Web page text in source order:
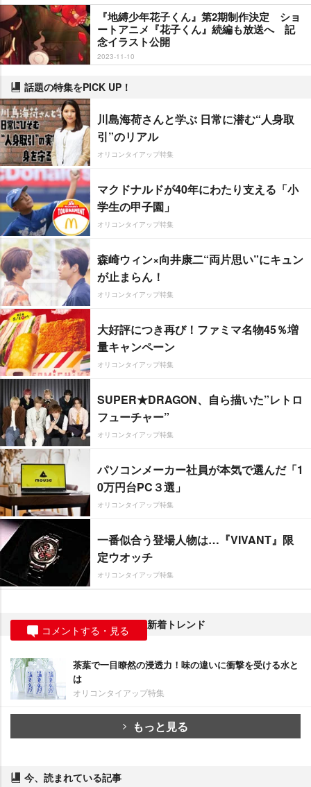
『地縛少年花子くん』第2期制作決定 ショ
ートアニメ『花子くん』続編も放送へ 記
念イラスト公開
2023-11-10
話題の特集をPICK UP！
川島海荷さんと学ぶ 日常に潜む“人身取
引”のリアル
オリコンタイアップ特集
マクドナルドが40年にわたり支える「小
学生の甲子園」
オリコンタイアップ特集
森崎ウィン×向井康二“両片思い”にキュン
が止まらん！
オリコンタイアップ特集
大好評につき再び！ファミマ名物45％増
量キャンペーン
オリコンタイアップ特集
SUPER★DRAGON、自ら描いた”レトロ
フューチャー”
オリコンタイアップ特集
パソコンメーカー社員が本気で選んだ「1
0万円台PC３選」
オリコンタイアップ特集
一番似合う登場人物は…『VIVANT』限
定ウオッチ
オリコンタイアップ特集
コメントする・見る 新着トレンド
茶葉で一目瞭然の浸透力！味の違いに衝撃を受ける水と
は
オリコンタイアップ特集
もっと見る
今、読まれている記事